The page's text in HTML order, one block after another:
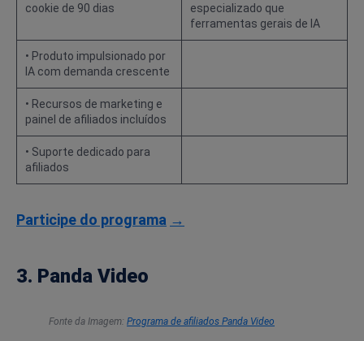
cookie de 90 dias
especializado que
ferramentas gerais de IA
• Produto impulsionado por
IA com demanda crescente
• Recursos de marketing e
painel de afiliados incluídos
• Suporte dedicado para
afiliados
Participe do programa →
3. Panda Video
Fonte da Imagem: Programa de afiliados Panda Video